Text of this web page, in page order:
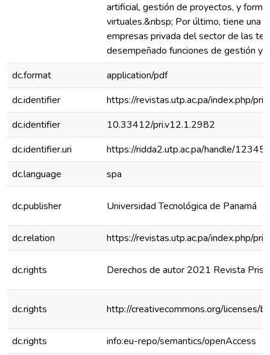
artificial, gestión de proyectos, y
virtuales.&nbsp; Por último, tiene una
empresas privada del sector de las
desempeñado funciones de gestión y
dc.format
application/pdf
dc.identifier
https://revistas.utp.ac.pa/index.php/
dc.identifier
10.33412/pri.v12.1.2982
dc.identifier.uri
https://ridda2.utp.ac.pa/handle/
dc.language
spa
dc.publisher Universidad Tecnológica de Panamá
dc.relation https://revistas.utp.ac.pa/index.php/
dc.rights Derechos de autor 2021 Revista
dc.rights http://creativecommons.org/licenses/
dc.rights
info:eu-repo/semantics/openAccess